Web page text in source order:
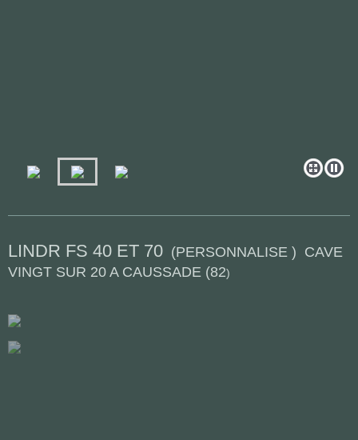
LINDR FS 40 ET 70 (PERSONNALISE ) CAVE
VINGT SUR 20 A CAUSSADE (82)